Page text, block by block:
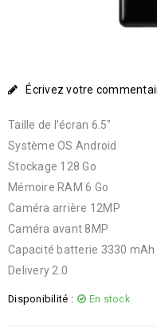
Écrivez votre
Taille de l’écran 6.5″
Système OS Android
Stockage 128 Go
Mémoire RAM 6 Go
Caméra arrière 12MP
Caméra avant 8MP
Capacité batterie 3330
Delivery 2.0
Disponibilité : En stock